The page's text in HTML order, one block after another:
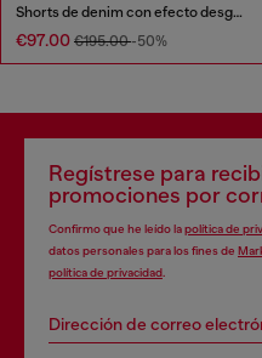
Shorts de denim con efecto desgastado
€97.00 €195.00-50%
Regístrese para
promociones por
Confirmo que he leído lapolítica de
datos personales para los fines de
política de privacidad
Dirección de correo